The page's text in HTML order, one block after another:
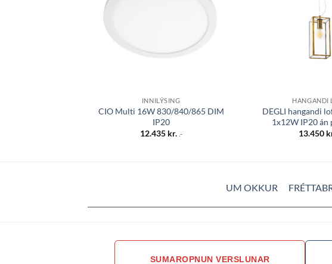
INNILÝSING
CIO Multi 16W 830/840/865 DIM
IP20
12.435 kr. .-
HANGANDI
DEGLI hangandi
1x12W IP20 án
13.450
UM OKKUR
SUMAROPNUN VERSLUNAR